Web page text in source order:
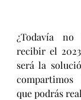
¿Todavía
recibir el
será la
que podrás